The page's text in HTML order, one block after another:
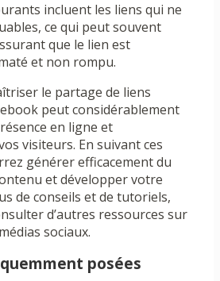
incluent les liens qui ne
ce qui peut souvent
que le lien est
et non rompu.
le partage de liens
peut considérablement
en ligne et
visiteurs. En suivant ces
générer efficacement du
et développer votre
de conseils et de tutoriels,
d’autres ressources sur
sociaux.
posées